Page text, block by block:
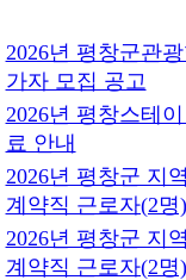
2026년 평창군관
가자 모집 공고
2026년 평창스테
료 안내
2026년 평창군 지
계약직 근로자(2
2026년 평창군 지
계약직 근로자(2명